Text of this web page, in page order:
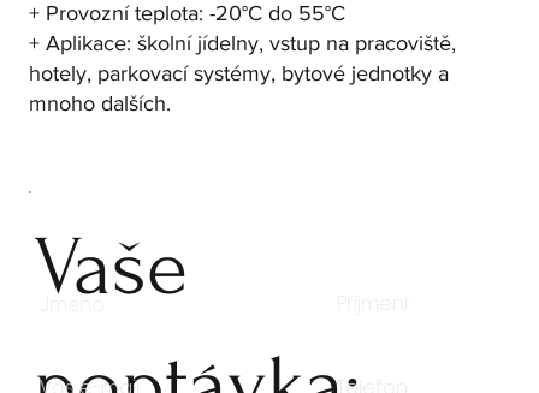
+ Provozní teplota: -20°C do 55°C
+ Aplikace: školní jídelny, vstup na pracoviště,
hotely, parkovací systémy, bytové jednotky a
mnoho dalších.
Vaše